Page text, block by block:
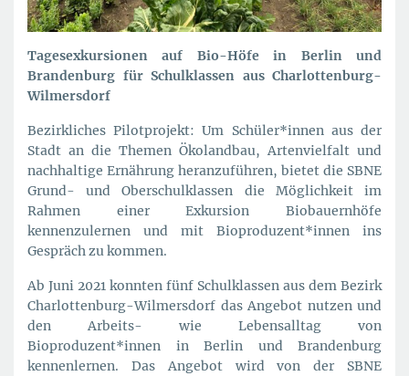
Tagesexkursionen auf Bio-Höfe in Berlin und
Brandenburg für Schulklassen aus Charlottenburg-
Wilmersdorf
Bezirkliches Pilotprojekt: Um Schüler*innen aus der
Stadt an die Themen Ökolandbau, Artenvielfalt und
nachhaltige Ernährung heranzuführen, bietet die SBNE
Grund- und Oberschulklassen die Möglichkeit im
Rahmen einer Exkursion Biobauernhöfe
kennenzulernen und mit Bioproduzent*innen ins
Gespräch zu kommen.
Ab Juni 2021 konnten fünf Schulklassen aus dem Bezirk
Charlottenburg-Wilmersdorf das Angebot nutzen und
den Arbeits- wie Lebensalltag von
Bioproduzent*innen in Berlin und Brandenburg
kennenlernen. Das Angebot wird von der SBNE